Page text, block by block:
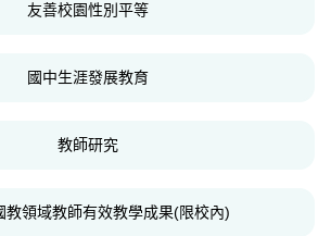
友善校園性別平等
國中生涯發展教育
教師研究
教領域教師有效教學成果(限校內)